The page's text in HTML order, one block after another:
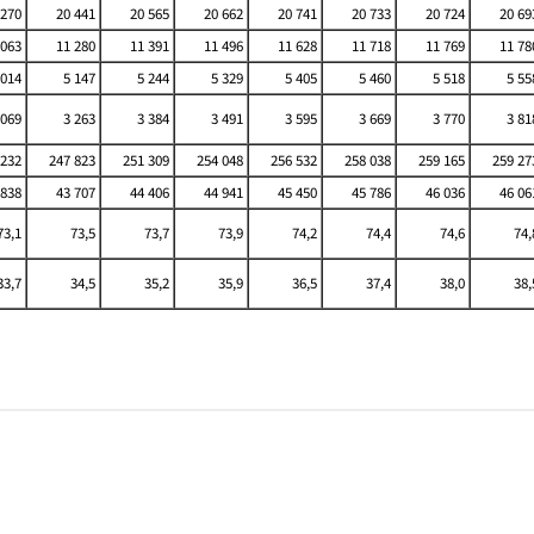
20 441 20 565 20 662 20 741 20 733 20 724
20
11 280 11 391 11 496 11 628 11 718 11 769
11
5 147 5 244 5 329 5 405 5 460 5 518
5
3 263 3 384 3 491 3 595 3 669 3 770 3
247 823 251 309 254 048 256 532 258 038 259 165
259
43 707 44 406 44 941 45 450 45 786 46 036
46
73,5 73,7 73,9 74,2 74,4 74,6
34,5 35,2 35,9 36,5 37,4 38,0